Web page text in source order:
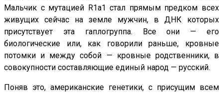
Мальчик с мутацией R1a1 стал прямым предком всех
живущих сейчас на земле мужчин, в ДНК которых
присутствует эта гаплогруппа. Все они — его
биологические или, как говорили раньше, кровные
потомки и между собой — кровные родственники, в
совокупности составляющие единый народ — русский.
Поняв это, американские генетики, с присущим всем